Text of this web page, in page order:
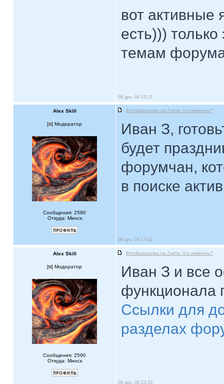
вот активные
есть)))
темам
09 дек, 09 15:27
Alex Skill ФотоБарахолка на Zнята: что изменить?
[ ] Модератор
Сообщения: 2590
Откуда: Минск
Иван З,
будет
форумчан,
в поиске
09 дек, 09 17:41
Alex Skill ФотоБарахолка на Zнята: что изменить?
[ ] Модератор
Сообщения: 2590
Откуда: Минск
Иван З и все
функционала
Ссылки для
разделах
09 дек, 09 23:53